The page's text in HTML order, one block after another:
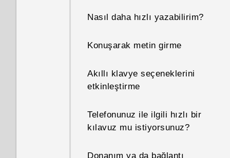
nasıl paylaşabilirim?
Wi‍-Fi olmadığında ya da zayıf
olarak mobil ağa geçiş yapar
mı?
Uygulamalarımda çok
parmaklı hareketleri neden
Nasıl daha hızlı yazabilirim?
Konuşarak metin girme
Akıllı klavye seçeneklerini
etkinleştirme
Telefonunuz ile ilgili hızlı bir
kılavuz mu istiyorsunuz?
Donanım ya da bağlantı